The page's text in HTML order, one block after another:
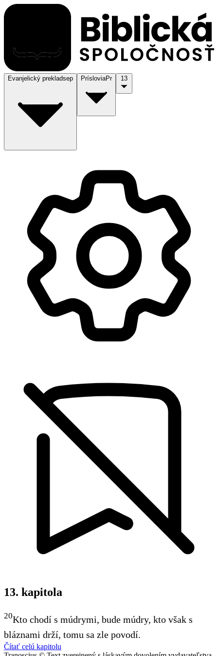
Evanjelický prekladsep PrísloviaPr
13. kapitola
20Kto chodí s múdrymi, bude múdry, kto však s
bláznami drží, tomu sa zle povodí.
Čítať celú kapitolu